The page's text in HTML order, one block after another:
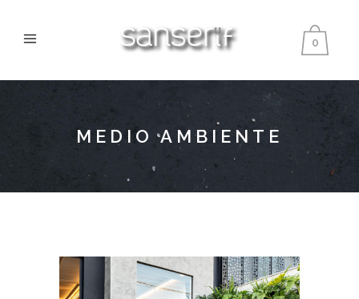
0
MEDIO AMBIENTE